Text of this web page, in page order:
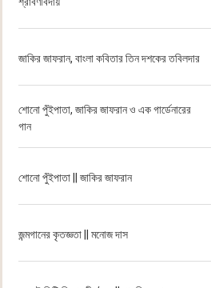
জাকির জাফরান, বাংলা কবিতার তিন দশকের তবিলদার
শোনো পুঁইপাতা, জাকির জাফরান ও এক গার্ডেনারের
গান
শোনো পুঁইপাতা || জাকির জাফরান
জন্মগানের কৃতজ্ঞতা || মনোজ দাস